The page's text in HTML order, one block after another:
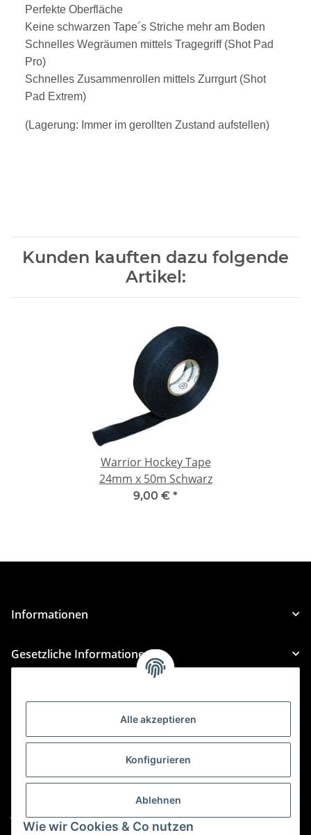
Alle akzeptieren
Konfigurieren
Ablehnen
Wie wir Cookies & Co nutzen
Perfekte Oberfläche
Keine schwarzen Tape´s Striche mehr am Boden
Schnelles Wegräumen mittels Tragegriff (Shot Pad
Pro)
Schnelles Zusammenrollen mittels Zurrgurt (Shot
Pad Extrem)
(Lagerung: Immer im gerollten Zustand aufstellen)
Kunden kauften dazu folgende
Artikel:
Warrior Hockey Tape
24mm x 50m Schwarz
9,00 € *
Informationen
Gesetzliche Informationen
Für Custom Anfragen und Custom Bestellungen auch
custom@htr-shop.com
Für Trikot-Anfragen und Bestellungen